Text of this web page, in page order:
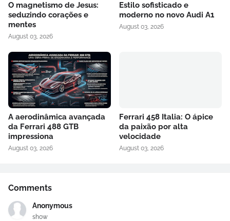
O magnetismo de Jesus:
seduzindo corações e
mentes
August 03, 2026
Estilo sofisticado e
moderno no novo Audi A1
August 03, 2026
A aerodinâmica avançada
da Ferrari 488 GTB
impressiona
August 03, 2026
Ferrari 458 Italia: O ápice
da paixão por alta
velocidade
August 03, 2026
Comments
Anonymous
show